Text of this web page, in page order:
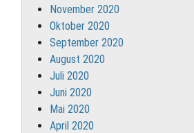
November 2020
Oktober 2020
September 2020
August 2020
Juli 2020
Juni 2020
Mai 2020
April 2020